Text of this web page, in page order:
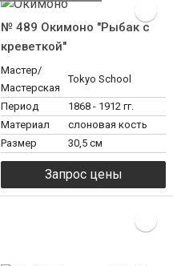
№ 489 Окимоно "Рыбак с
креветкой"
Мастер/
Мастерская
Tokyo School
Период
1868 - 1912 гг.
Материал
слоновая кость
Размер
30,5 см